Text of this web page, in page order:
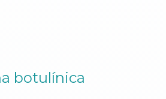
botulínica